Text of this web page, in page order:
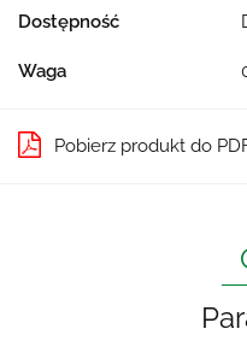
Dostępność
Waga
Pobierz produkt do